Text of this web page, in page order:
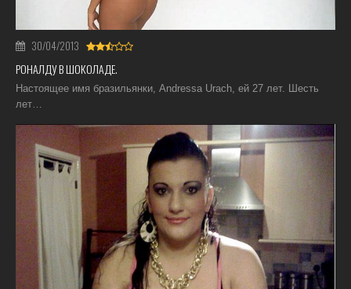
30/04/2013
РОНАЛДУ В ШОКОЛАДЕ.
Настоящее имя бразильянки, Andressa Urach, ей 27 лет. Шесть
лет…